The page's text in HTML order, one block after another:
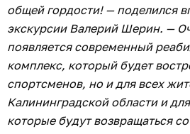
общей гордости! — поделился
экскурсии Валерий Шерин. —
появляется современный
комплекс, который будет
спортсменов, но и для всех
Калининградской области и
которые будут возвращаться